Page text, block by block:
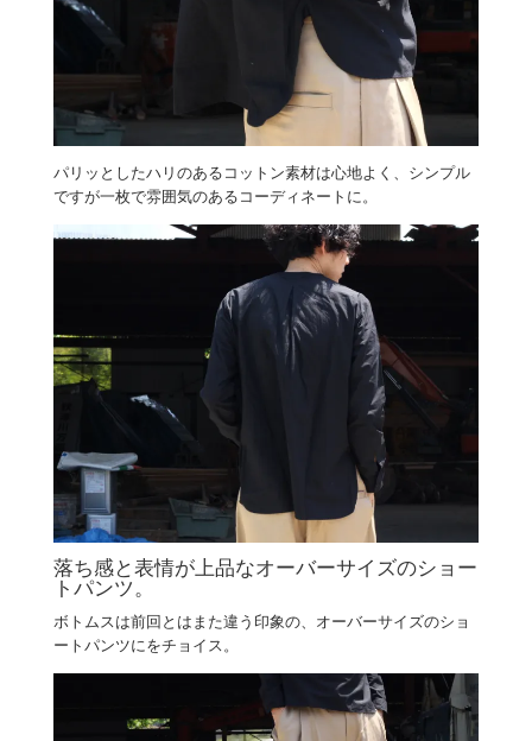
パリッとしたハリのあるコットン素材は心地よく、シンプル
ですが一枚で雰囲気のあるコーディネートに。
落ち感と表情が上品なオーバーサイズのショー
トパンツ。
ボトムスは前回とはまた違う印象の、オーバーサイズのショ
ートパンツにをチョイス。